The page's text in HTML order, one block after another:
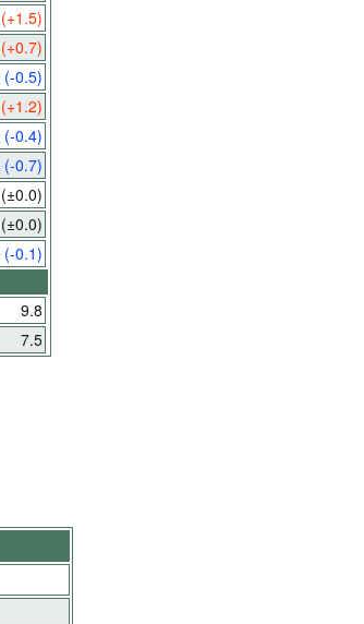
(+1.5)
(+0.7)
(-0.5)
(+1.2)
(-0.4)
(-0.7)
(±0.0)
(±0.0)
(-0.1)
9.8
7.5